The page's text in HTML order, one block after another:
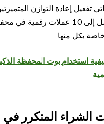
تفعيل إعادة التوازن
تضمين ما يصل إلى 10 عملات
بكل منها.
استخدام بوت المحفظة
.
الشراء المتكرر في